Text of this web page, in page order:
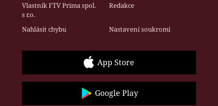
Vlastník FTV Prima spol.
s r.o.
Redakce
Nahlásit chybu Nastavení soukromí
App Store
Google Play